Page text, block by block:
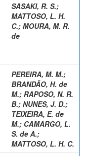
SASAKI, R. S.;
MATTOSO, L. H.
C.; MOURA, M. R.
de
PEREIRA, M. M.;
BRANDÃO, H. de
M.; RAPOSO, N. R.
B.; NUNES, J. D.;
TEIXEIRA, E. de
M.; CAMARGO, L.
S. de A.;
MATTOSO, L. H. C.